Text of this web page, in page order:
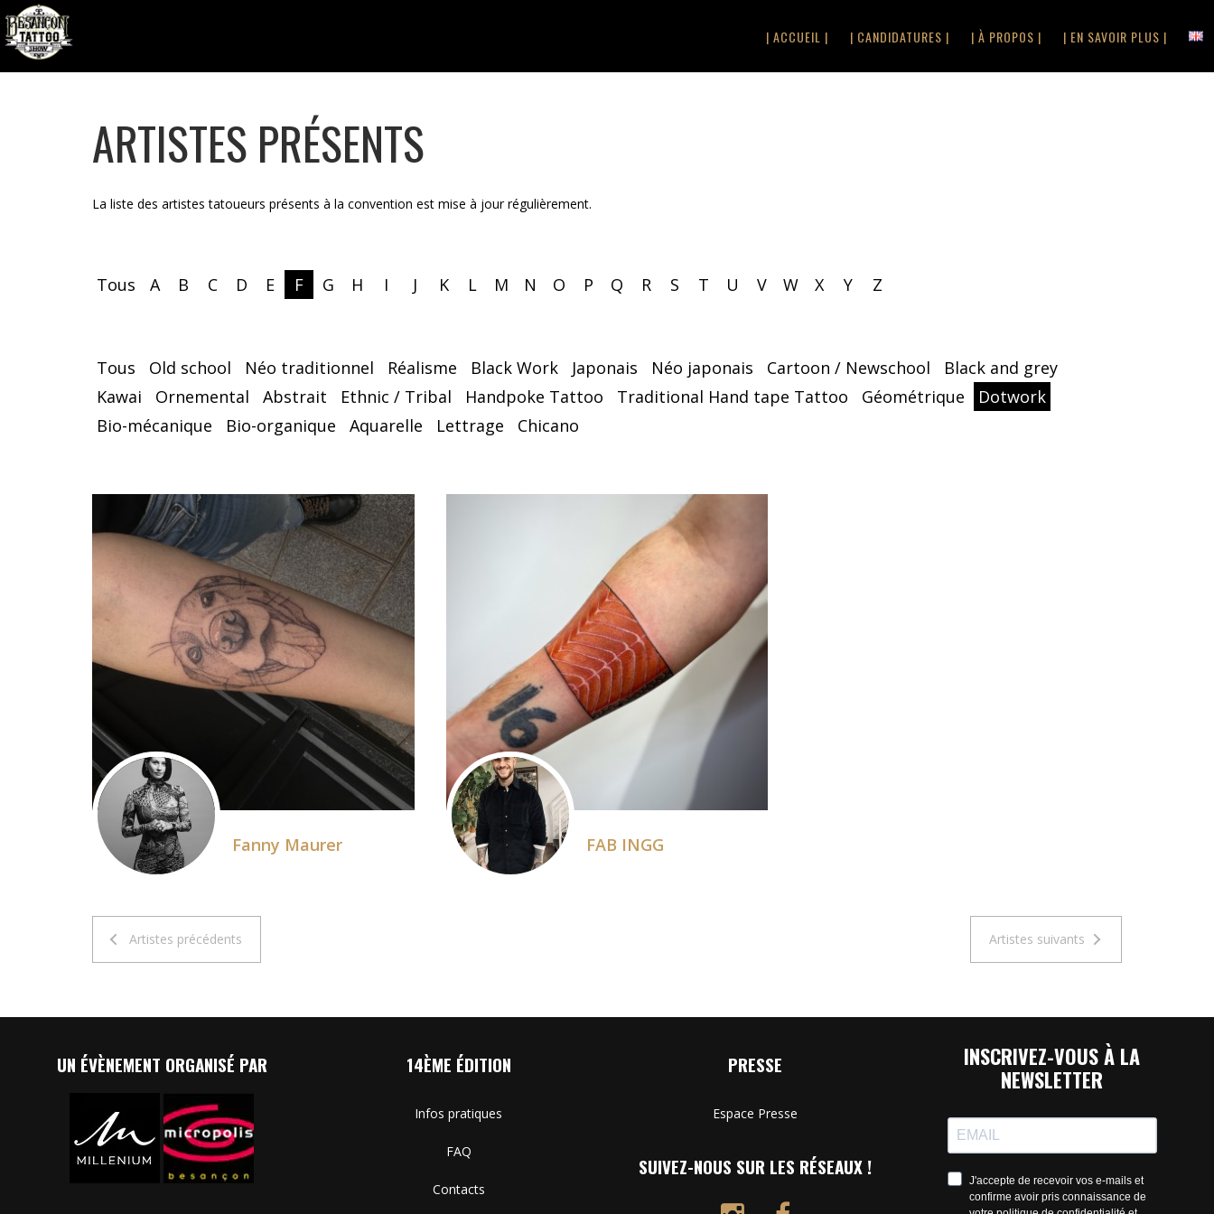
| ACCUEIL | | CANDIDATURES | | À PROPOS | | EN SAVOIR PLUS |
ARTISTES PRÉSENTS
La liste des artistes tatoueurs présents à la convention est mise à jour régulièrement.
Tous A B C D E F G H I J K L M N O P Q R S T U V W X Y Z
Tous Old school Néo traditionnel Réalisme Black Work Japonais Néo japonais Cartoon / Newschool
Black and grey
Kawai
Ornemental Abstrait Ethnic / Tribal Handpoke Tattoo Traditional Hand tape Tattoo Géométrique
Dotwork
Bio-mécanique
Bio-organique Aquarelle Lettrage Chicano
Fanny Maurer FAB INGG
Artistes précédents Artistes suivants
UN ÉVÈNEMENT ORGANISÉ PAR 14ÈME ÉDITION
Infos pratiques
FAQ
Contacts
PRESSE
Espace Presse
SUIVEZ-NOUS SUR LES RÉSEAUX !
INSCRIVEZ-VOUS À LA
NEWSLETTER
J'accepte de recevoir vos e-mails et
confirme avoir pris connaissance de